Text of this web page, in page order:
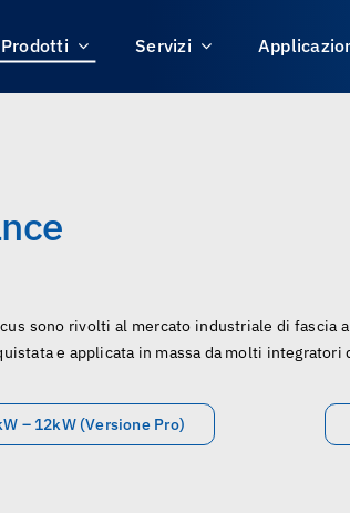
Prodotti Servizi
sono rivolti al mercato industriale di
e applicata in massa da molti
– 12kW (Versione Pro)